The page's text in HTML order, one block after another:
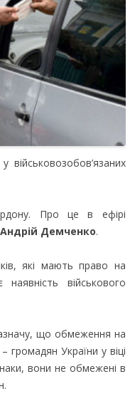
військовозобов’язаних
Про це в ефірі
Андрій Демченко.
які мають право на
військового
що обмеження на
громадян України у віці
вони не обмежені в